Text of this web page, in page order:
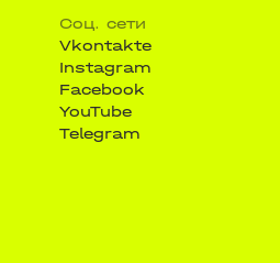
Соц. сети
Vkontakte
Instagram
Facebook
YouTube
Telegram